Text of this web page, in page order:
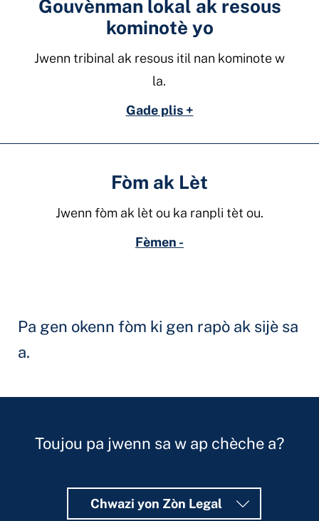
Gouvènman lokal ak resous
kominotè yo
Jwenn tribinal ak resous itil nan kominote w
la.
Gade plis +
Fòm ak Lèt
Jwenn fòm ak lèt ou ka ranpli tèt ou.
Fèmen -
Pa gen okenn fòm ki gen rapò ak sijè sa
a.
Toujou pa jwenn sa w ap chèche a?
Chwazi yon Zòn Legal